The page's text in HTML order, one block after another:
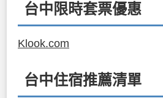
台中限時套票優惠
Klook.com
台中住宿推薦清單